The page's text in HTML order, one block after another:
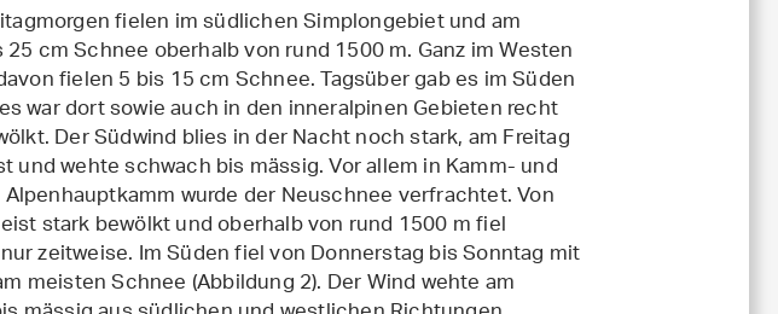
fielen im südlichen Simplongebiet und am
cm Schnee oberhalb von rund 1500 m. Ganz im Westen
fielen 5 bis 15 cm Schnee. Tagsüber gab es im Süden
war dort sowie auch in den inneralpinen Gebieten recht
Der Südwind blies in der Nacht noch stark, am Freitag
und wehte schwach bis mässig. Vor allem in Kamm- und
wurde der Neuschnee verfrachtet. Von
stark bewölkt und oberhalb von rund 1500 m fiel
zeitweise. Im Süden fiel von Donnerstag bis Sonntag mit
meisten Schnee (Abbildung 2). Der Wind wehte am